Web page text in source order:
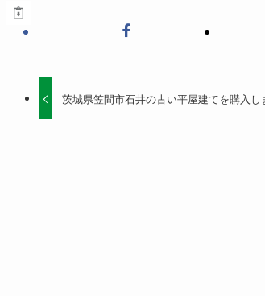
茨城県笠間市石井の古い平屋建てを購入し